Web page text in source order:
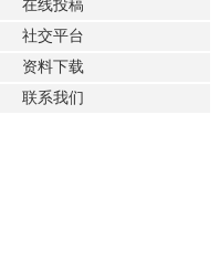
在线投稿
社交平台
资料下载
联系我们